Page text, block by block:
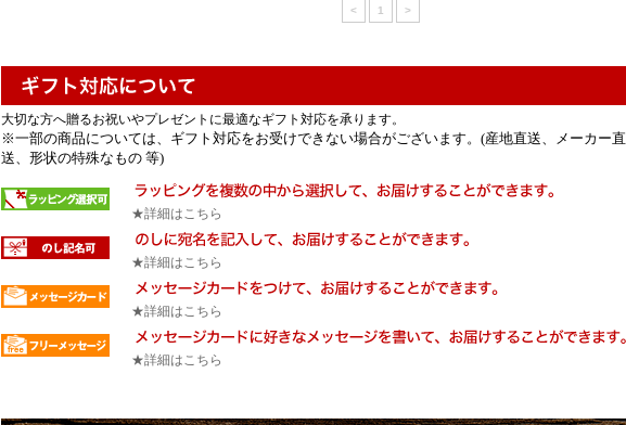
< 1 >
大切な方へ贈るお祝いやプレゼントに最適なギフト対応を承ります。
※一部の商品については、ギフト対応をお受けできない場合がございます。(産地直送、メーカー直
送、形状の特殊なもの 等)
★詳細はこちら
★詳細はこちら
★詳細はこちら
★詳細はこちら